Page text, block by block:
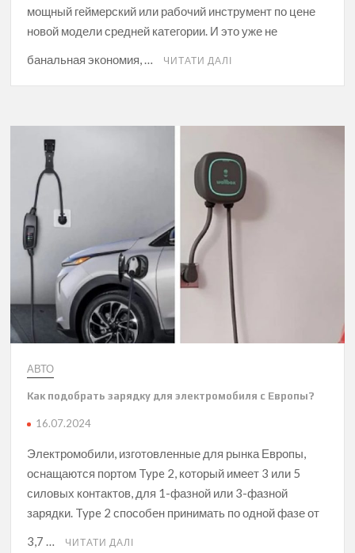
мощный геймерский или рабочий инструмент по цене
новой модели средней категории. И это уже не
банальная экономия, …
ЧИТАТИ ДАЛІ
АВТО
Как подобрать зарядку для электромобиля с Европы?
16.07.2024
Электромобили, изготовленные для рынка Европы,
оснащаются портом Type 2, который имеет 3 или 5
силовых контактов, для 1-фазной или 3-фазной
зарядки. Type 2 способен принимать по одной фазе от
3,7 …
ЧИТАТИ ДАЛІ